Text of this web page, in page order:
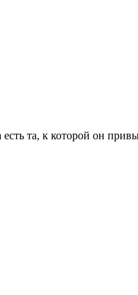
та, к которой он